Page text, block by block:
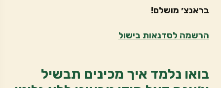
בראנצ׳ מושלם!
הרשמה לסדנאות בישול
בואו נלמד איך מכינים תבשיל